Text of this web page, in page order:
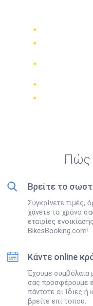
Πώς
Βρείτε το
Συγκρίνετε τιμές,
χάνετε το χρόνο
εταιρίες
BikesBooking.com!
Κάντε online
Έχουμε συμβόλαια
σας προσφέρουμε
πάντοτε οι ίδιες
βρείτε επί τόπου.